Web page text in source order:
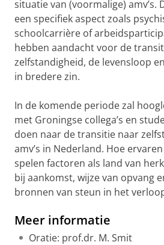
situatie van (voormalige) amv’s.
een specifiek aspect zoals
schoolcarrière of
hebben aandacht voor de
zelfstandigheid, de levensloop
in bredere zin.
In de komende periode zal
met Groningse collega’s en
doen naar de transitie naar
amv’s in Nederland. Hoe
spelen factoren als land van
bij aankomst, wijze van opvang
bronnen van steun in het
Meer informatie
Oratie: prof.dr. M. Smit